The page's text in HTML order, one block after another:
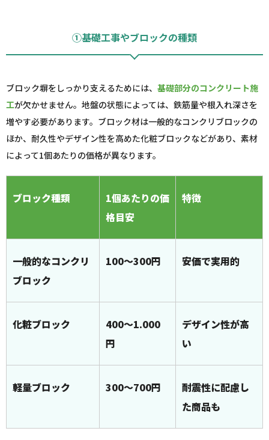
①基礎工事やブロックの種類
ブロック塀をしっかり支えるためには、 基礎部分のコンクリート施
工が欠かせません。地盤の状態によっては、鉄筋量や根入れ深さを
増やす必要があります。ブロック材は一般的なコンクリブロックの
ほか、耐久性やデザイン性を高めた化粧ブロックなどがあり、素材
によって1個あたりの価格が異なります。
ブロック種類
1個あたりの価
格目安
特徴
一般的なコンクリ
ブロック
100〜300円 安価で実用的
化粧ブロック
400〜1.000
円
デザイン性が高
い
軽量ブロック 300〜700円
耐震性に配慮し
た商品も